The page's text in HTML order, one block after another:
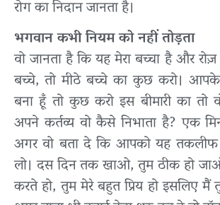
रोग का निदान जानता है।
भगवान कभी नियम को नहीं तोड़ता
वो जानता है कि यह मेरा बच्चा है और
बच्चे, तो मीठे बच्चे का कुछ करो।
बना हूँ तो कुछ करो इस बीमारी का
अपने कर्तव्य वो कैसे निभाता है? एक
अगर वो बता दे कि आपको यह तकलीफ
लो। दस दिन तक खाओ, तुम ठीक हो
करते हो, तुम मेरे बहुत प्रिय हो इसलिए मैं